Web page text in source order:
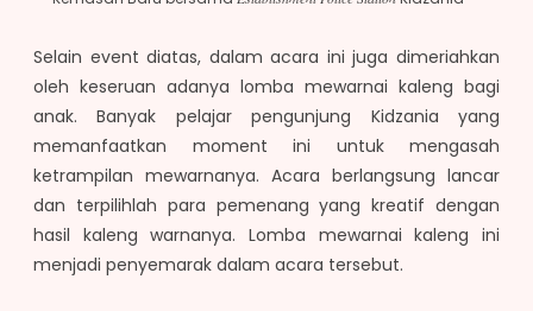
Selain event diatas, dalam acara ini juga dimeriahkan
oleh keseruan adanya lomba mewarnai kaleng bagi
anak. Banyak pelajar pengunjung Kidzania yang
memanfaatkan moment ini untuk mengasah
ketrampilan mewarnanya. Acara berlangsung lancar
dan terpilihlah para pemenang yang kreatif dengan
hasil kaleng warnanya. Lomba mewarnai kaleng ini
menjadi penyemarak dalam acara tersebut.